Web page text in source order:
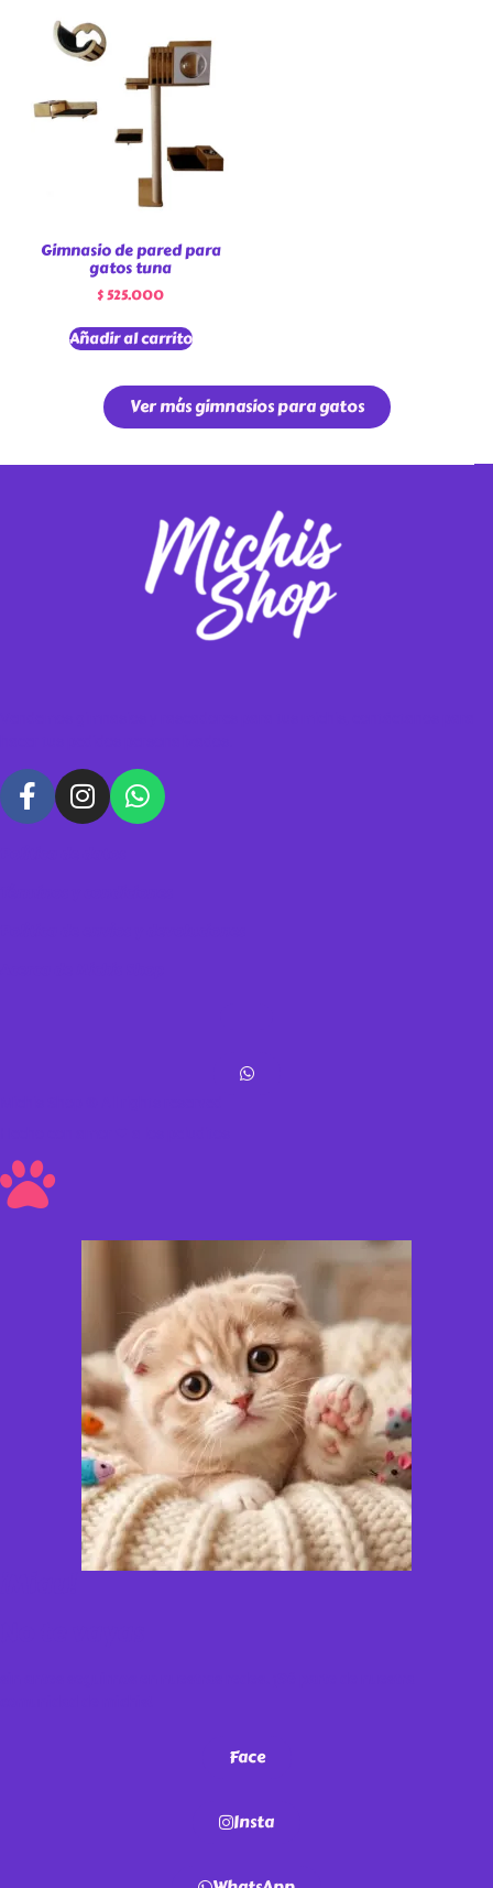
Gimnasio de pared para
gatos tuna
$525.000
Añadir al carrito
Ver más gimnasios para gatos
Face
Insta